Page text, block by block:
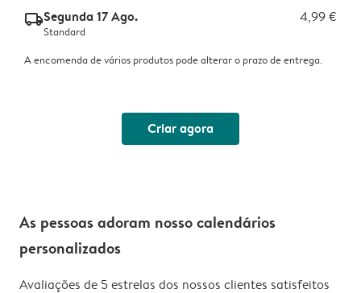
delivery_standard_v2Segunda 17 Ago. 4,99 €
Standard
A encomenda de vários produtos pode alterar o prazo de entrega.
Criar agora
As pessoas adoram nosso calendários
personalizados
Avaliações de 5 estrelas dos nossos clientes satisfeitos